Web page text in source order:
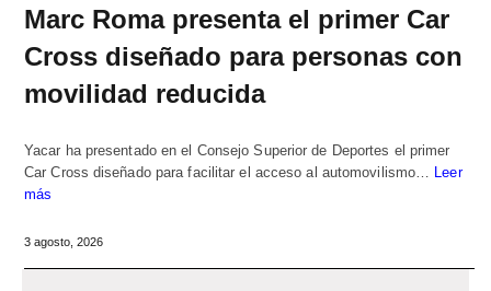
Marc Roma presenta el primer Car
Cross diseñado para personas con
movilidad reducida
Yacar ha presentado en el Consejo Superior de Deportes el primer
Car Cross diseñado para facilitar el acceso al automovilismo…
Leer
más
3 agosto, 2026